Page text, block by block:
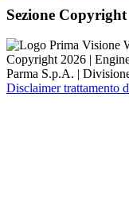
Sezione Copyright
Copyright 2026 |
Parma S.p.A. |
Disclaimer trattamento